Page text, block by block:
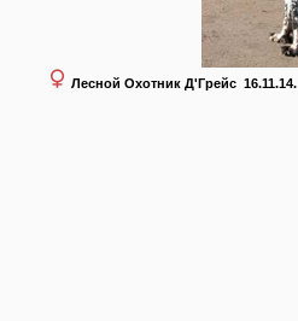
Лесной Охотник Д'Грейс 16.11.14.